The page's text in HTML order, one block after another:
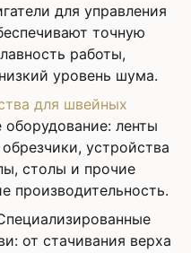
для управления
точную
работы,
уровень шума.
для швейных
оборудование: ленты
устройства
столы и прочие
производительность.
от стачивания верха